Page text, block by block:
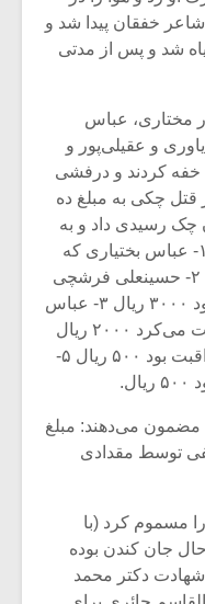
خفقان‌ پیدا شد و
شد و پس از مدتی
مختاری، عباس
و عقیلی‌پور و
کردند و درفشی
قتل چکی به مبلغ ده
چک رسیدی داد و به
ترتیب زیر، بین قاتلین تقسیم کرد: ۱- عباس بختیاری که
گلوی شیخ را گرفته بود ۴۰۰۰ ریال ۲- حسینعلی فرشچی
که‌ درفش را به شقیقه فرو کرده بود ۳۰۰۰ ریال ۳- عباس
جمشیدی که در حیاط راهرو مراقبت‌ می‌کرد ۲۰۰۰ ریال
۴- عباس یاوری که در پشت در مراقبت بود ۵۰۰ ریال ۵-
مضمون می‌دهند: مبلغ
توسط مقدادی
مسموم کرد (با
جان کندن بوده
دکتر محمد